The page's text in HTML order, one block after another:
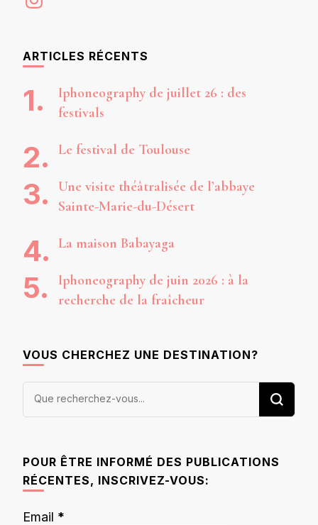
ARTICLES RÉCENTS
Iphoneography de juillet 26 : des
festivals
Le festival de Toulouse
Une visite théâtralisée de l’abbaye
Sainte-Marie-du-Désert
La maison Babayaga
Iphoneography de juin 2026 : à la
recherche de la fraîcheur
VOUS CHERCHEZ UNE DESTINATION?
Vous
POUR ÊTRE INFORMÉ DES PUBLICATIONS
RÉCENTES, INSCRIVEZ-VOUS:
Email *